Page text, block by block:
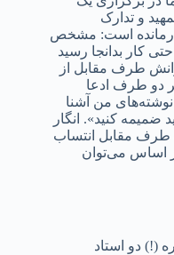
و تدارک
درمانده است: مشخص
کار بدانجا رسید
طرف مقابل از
دو طرف ادعا
من آشنا
ضمیمه کنید». انگار
طرف مقابل انتساب
اساس می‌توان
(!) دو استاد